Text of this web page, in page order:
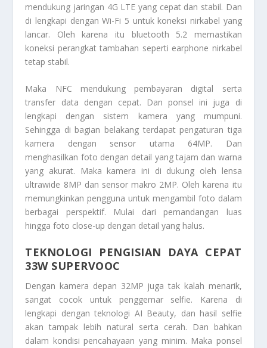
mendukung jaringan 4G LTE yang cepat dan stabil. Dan
di lengkapi dengan Wi-Fi 5 untuk koneksi nirkabel yang
lancar. Oleh karena itu bluetooth 5.2 memastikan
koneksi perangkat tambahan seperti earphone nirkabel
tetap stabil.
Maka NFC mendukung pembayaran digital serta
transfer data dengan cepat. Dan ponsel ini juga di
lengkapi dengan sistem kamera yang mumpuni.
Sehingga di bagian belakang terdapat pengaturan tiga
kamera dengan sensor utama 64MP. Dan
menghasilkan foto dengan detail yang tajam dan warna
yang akurat. Maka kamera ini di dukung oleh lensa
ultrawide 8MP dan sensor makro 2MP. Oleh karena itu
memungkinkan pengguna untuk mengambil foto dalam
berbagai perspektif. Mulai dari pemandangan luas
hingga foto close-up dengan detail yang halus.
TEKNOLOGI PENGISIAN DAYA CEPAT
33W SUPERVOOC
Dengan kamera depan 32MP juga tak kalah menarik,
sangat cocok untuk penggemar selfie. Karena di
lengkapi dengan teknologi AI Beauty, dan hasil selfie
akan tampak lebih natural serta cerah. Dan bahkan
dalam kondisi pencahayaan yang minim. Maka ponsel